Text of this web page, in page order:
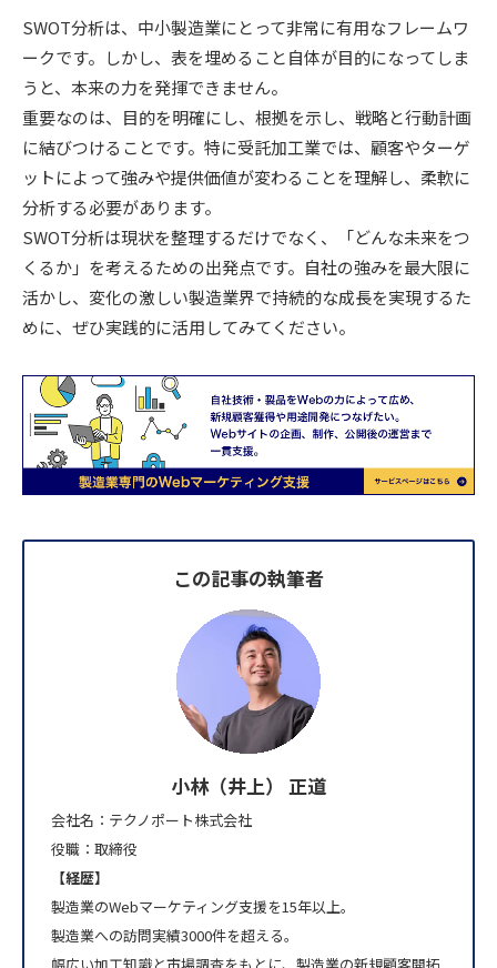
SWOT分析は、中小製造業にとって非常に有用なフレームワ
ークです。しかし、表を埋めること自体が目的になってしま
うと、本来の力を発揮できません。
重要なのは、目的を明確にし、根拠を示し、戦略と行動計画
に結びつけることです。特に受託加工業では、顧客やターゲ
ットによって強みや提供価値が変わることを理解し、柔軟に
分析する必要があります。
SWOT分析は現状を整理するだけでなく、「どんな未来をつ
くるか」を考えるための出発点です。自社の強みを最大限に
活かし、変化の激しい製造業界で持続的な成長を実現するた
めに、ぜひ実践的に活用してみてください。
この記事の執筆者
小林（井上） 正道
会社名：テクノポート株式会社
役職：取締役
【経歴】
製造業のWebマーケティング支援を15年以上。
製造業への訪問実績3000件を超える。
幅広い加工知識と市場調査をもとに、製造業の新規顧客開拓